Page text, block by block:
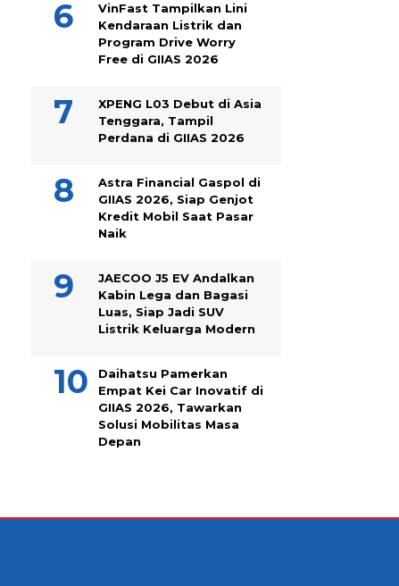
VinFast Tampilkan Lini
Kendaraan Listrik dan
Program Drive Worry
Free di GIIAS 2026
XPENG L03 Debut di Asia
Tenggara, Tampil
Perdana di GIIAS 2026
Astra Financial Gaspol di
GIIAS 2026, Siap Genjot
Kredit Mobil Saat Pasar
Naik
JAECOO J5 EV Andalkan
Kabin Lega dan Bagasi
Luas, Siap Jadi SUV
Listrik Keluarga Modern
Daihatsu Pamerkan
Empat Kei Car Inovatif di
GIIAS 2026, Tawarkan
Solusi Mobilitas Masa
Depan